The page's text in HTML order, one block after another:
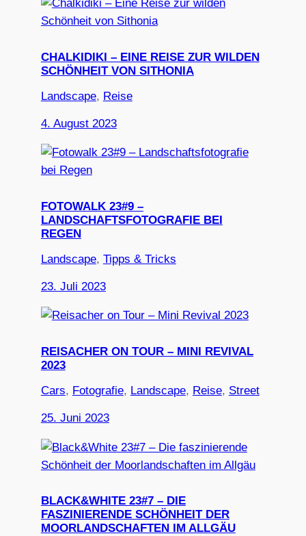
CHALKIDIKI – EINE REISE ZUR WILDEN
SCHÖNHEIT VON SITHONIA
Landscape, Reise
4. August 2023
FOTOWALK 23#9 –
LANDSCHAFTSFOTOGRAFIE BEI
REGEN
Landscape, Tipps & Tricks
23. Juli 2023
REISACHER ON TOUR – MINI REVIVAL
2023
Cars, Fotografie, Landscape, Reise, Street
25. Juni 2023
BLACK&WHITE 23#7 – DIE
FASZINIERENDE SCHÖNHEIT DER
MOORLANDSCHAFTEN IM ALLGÄU